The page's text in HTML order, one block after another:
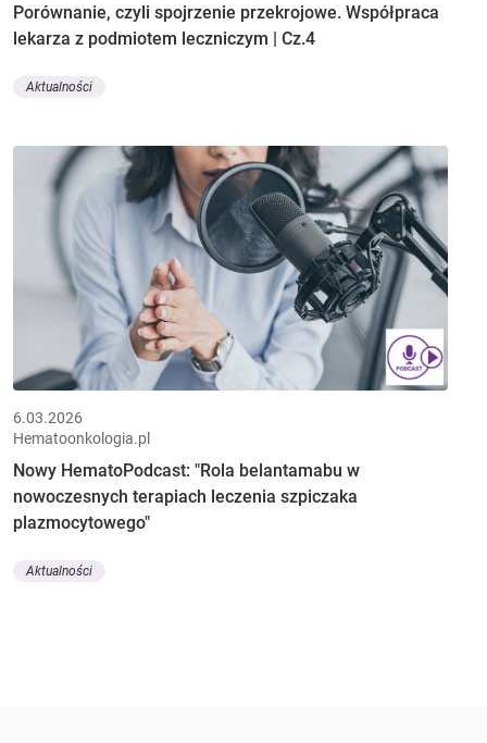
Porównanie, czyli spojrzenie przekrojowe. Współpraca
lekarza z podmiotem leczniczym | Cz.4
Aktualności
6.03.2026
Hematoonkologia.pl
Nowy HematoPodcast: "Rola belantamabu w
nowoczesnych terapiach leczenia szpiczaka
plazmocytowego"
Aktualności